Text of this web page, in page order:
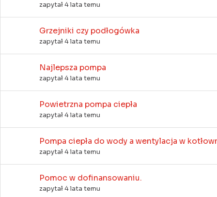
zapytał 4 lata temu
Grzejniki czy podłogówka
zapytał 4 lata temu
Najlepsza pompa
zapytał 4 lata temu
Powietrzna pompa ciepła
zapytał 4 lata temu
Pompa ciepła do wody a wentylacja w
zapytał 4 lata temu
Pomoc w dofinansowaniu.
zapytał 4 lata temu